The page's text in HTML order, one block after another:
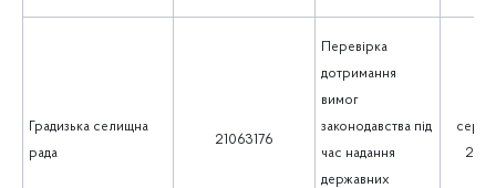
Градизька селищна
рада
21063176
Перевірка
дотримання
вимог
законодавства під
час надання
державних